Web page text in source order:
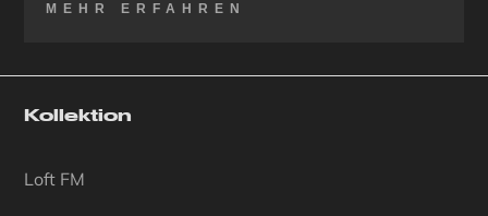
MEHR ERFAHREN
Kollektion
Loft FM